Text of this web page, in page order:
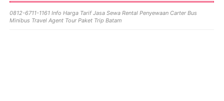
0812-6711-1161 Info Harga Tarif Jasa Sewa Rental Penyewaan Carter Bus
Minibus Travel Agent Tour Paket Trip Batam